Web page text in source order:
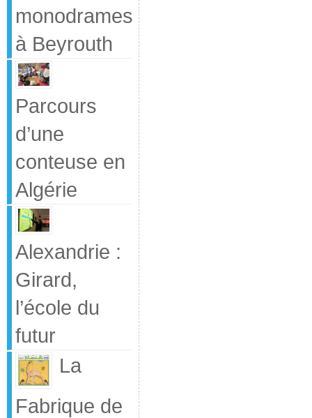
monodrames
à Beyrouth
Parcours
d’une
conteuse en
Algérie
Alexandrie :
Girard,
l’école du
futur
La
Fabrique de